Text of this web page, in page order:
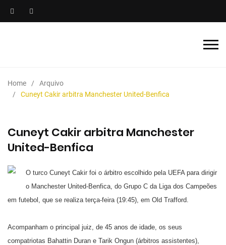
Home
Arquivo
Cuneyt Cakir arbitra Manchester United-Benfica
Cuneyt Cakir arbitra Manchester
United-Benfica
O turco Cuneyt Cakir foi o árbitro escolhido pela UEFA para dirigir
o Manchester United-Benfica, do Grupo C da Liga dos Campeões
em futebol, que se realiza terça-feira (19:45), em Old Trafford.
Acompanham o principal juiz, de 45 anos de idade, os seus
compatriotas Bahattin Duran e Tarik Ongun (árbitros assistentes),